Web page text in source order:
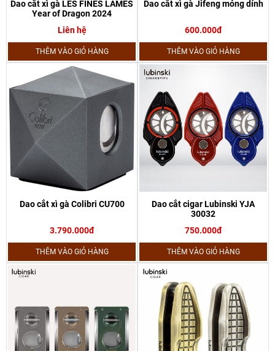
Dao cắt xì gà LES FINES LAMES
Year of Dragon 2024
Liên hệ
THÊM VÀO GIỎ HÀNG
Dao cắt xì gà Jifeng mỏng dính
600.000đ
THÊM VÀO GIỎ HÀNG
Dao cắt xì gà Colibri CU700
3.790.000đ
THÊM VÀO GIỎ HÀNG
Dao cắt cigar Lubinski YJA
30032
750.000đ
THÊM VÀO GIỎ HÀNG